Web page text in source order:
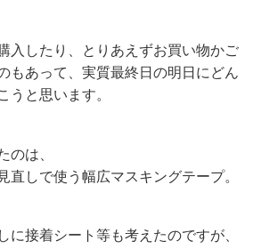
入したり、とりあえずお買い物かご
もあって、実質最終日の明日にどん
うと思います。
のは、
直しで使う幅広マスキングテープ。
に接着シート等も考えたのですが、